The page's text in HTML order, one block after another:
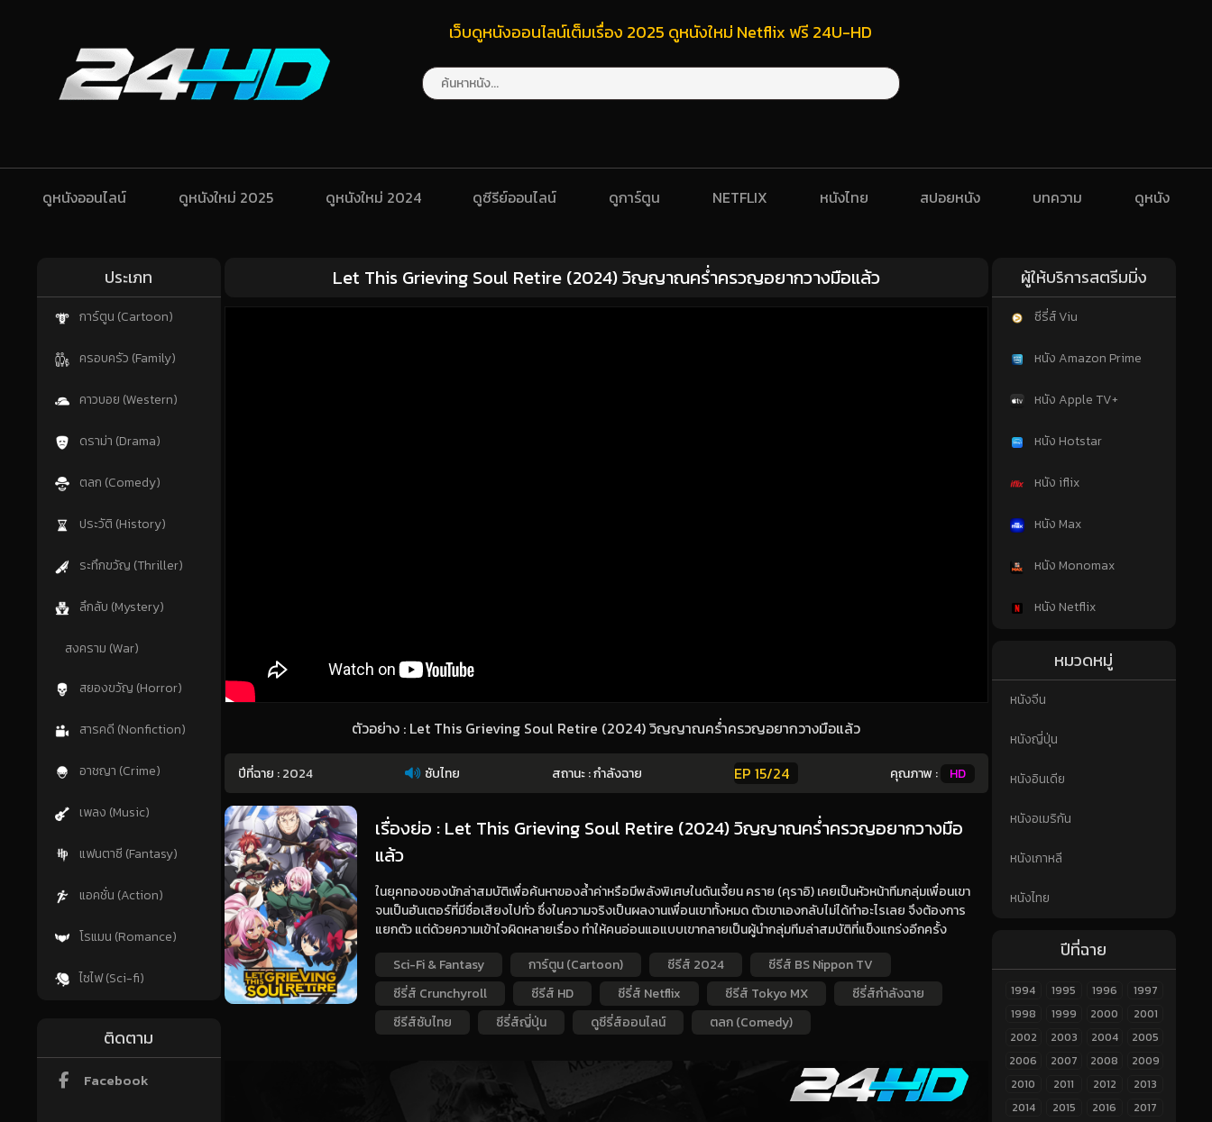
เว็บดูหนังออนไลน์เต็มเรื่อง 2025 ดูหนังใหม่ Netflix ฟรี 24U-HD
ดูหนังออนไลน์ ดูหนังใหม่ 2025 ดูหนังใหม่ 2024 ดูซีรีย์ออนไลน์ ดูการ์ตูน NETFLIX หนังไทย สปอยหนัง บทความ ดูหนัง
ประเภท
การ์ตูน (Cartoon)
ครอบครัว (Family)
คาวบอย (Western)
ดราม่า (Drama)
ตลก (Comedy)
ประวัติ (History)
ระทึกขวัญ (Thriller)
ลึกลับ (Mystery)
สงคราม (War)
สยองขวัญ (Horror)
สารคดี (Nonfiction)
อาชญา (Crime)
เพลง (Music)
แฟนตาซี (Fantasy)
แอคชั่น (Action)
โรแมน (Romance)
ไซไฟ (Sci-fi)
ติดตาม
Facebook
Let This Grieving Soul Retire (2024) วิญญาณคร่ำครวญอยากวางมือแล้ว
ตัวอย่าง : Let This Grieving Soul Retire (2024) วิญญาณคร่ำครวญอยากวางมือแล้ว
ปีที่ฉาย :2024 ซับไทย สถานะ : กำลังฉาย EP 15/24 คุณภาพ : HD
เรื่องย่อ : Let This Grieving Soul Retire (2024) วิญญาณคร่ำครวญอยากวางมือ
แล้ว
ในยุคทองของนักล่าสมบัติเพื่อค้นหาของล้ำค่าหรือมีพลังพิเศษในดันเจี้ยน คราย (คุราอิ) เคยเป็นหัวหน้าทีมกลุ่มเพื่อนเขา
จนเป็นฮันเตอร์ที่มีชื่อเสียงไปทั่ว ซึ่งในความจริงเป็นผลงานเพื่อนเขาทั้งหมด ตัวเขาเองกลับไม่ได้ทำอะไรเลย จึงต้องการ
แยกตัว แต่ด้วยความเข้าใจผิดหลายเรื่อง ทำให้คนอ่อนแอแบบเขากลายเป็นผู้นำกลุ่มทีมล่าสมบัติที่แข็งแกร่งอีกครั้ง
Sci-Fi & Fantasy
การ์ตูน (Cartoon) ซีรีส์ 2024
ซีรีส์ BS Nippon TV
ซีรี่ส์ Crunchyroll
ซีรีส์ HD ซีรี่ส์ Netflix ซีรีส์ Tokyo MX
ซีรี่ส์กำลังฉาย
ซีรีส์ซับไทย
ซีรี่ส์ญี่ปุ่น ดูซีรี่ส์ออนไลน์ ตลก (Comedy)
ผู้ให้บริการสตรีมมิ่ง
ซีรี่ส์ Viu
หนัง Amazon Prime
หนัง Apple TV+
หนัง Hotstar
หนัง iflix
หนัง Max
หนัง Monomax
หนัง Netflix
หมวดหมู่
หนังจีน
หนังญี่ปุ่น
หนังอินเดีย
หนังอเมริกัน
หนังเกาหลี
หนังไทย
ปีที่ฉาย
1994 1995 1996
1997
1998
1999 2000
2001
2002
2003 2004
2005
2006
2007 2008
2009
2010
2011 2012
2013
2014
2015 2016
2017